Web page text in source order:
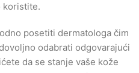
koristite.
posetiti dermatologa čim
odabrati odgovarajući
da se stanje vaše kože